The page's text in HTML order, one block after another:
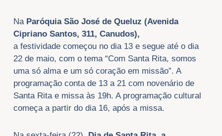
Na Paróquia São José de Queluz (Avenida
Cipriano Santos, 311, Canudos),
a festividade começou no dia 13 e segue até o dia
22 de maio, com o tema “Com Santa Rita, somos
uma só alma e um só coração em missão”. A
programação conta de 13 a 21 com novenário de
Santa Rita e missa às 19h. A programação cultural
começa a partir do dia 16, após a missa.